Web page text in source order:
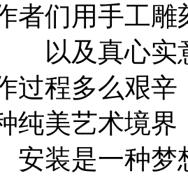
者们用手工
以及真心实
过程多么艰
纯美艺术境
安装是一种梦